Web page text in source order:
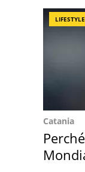
LIFESTYLE
Catania